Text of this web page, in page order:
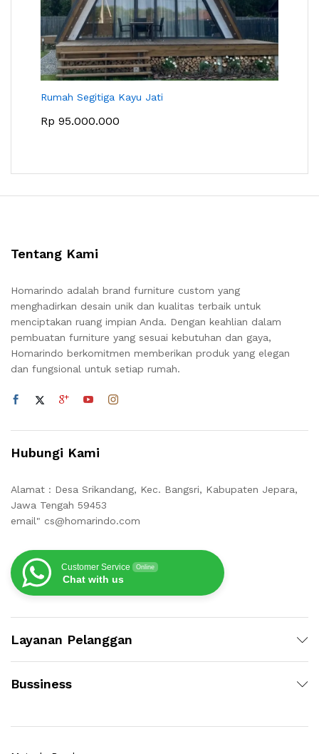
Rumah Segitiga Kayu Jati
Rp 95.000.000
Tentang Kami
Homarindo adalah brand furniture custom yang
menghadirkan desain unik dan kualitas terbaik untuk
menciptakan ruang impian Anda. Dengan keahlian dalam
pembuatan furniture yang sesuai kebutuhan dan gaya,
Homarindo berkomitmen memberikan produk yang elegan
dan fungsional untuk setiap rumah.
Hubungi Kami
Alamat : Desa Srikandang, Kec. Bangsri, Kabupaten Jepara,
Jawa Tengah 59453
email" cs@homarindo.com
Customer Service Online
Chat with us
Layanan Pelanggan
Bussiness